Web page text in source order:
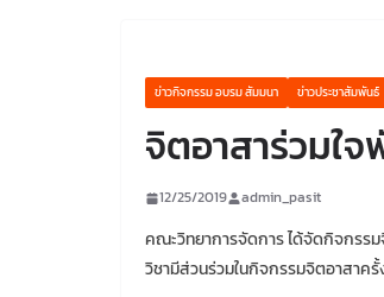
ข่าวกิจกรรม อบรม สัมมนา ข่าวประชาสัมพันธ์
จิตอาสาร่วมใ
12/25/2019 admin_pasit
คณะวิทยาการจัดการ ได้จัดกิจกรร
วิชามีส่วนร่วมในกิจกรรมจิตอาสาค